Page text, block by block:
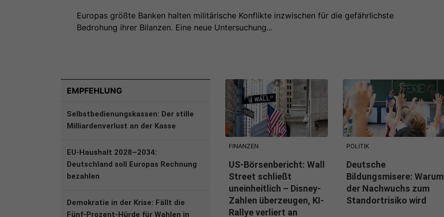
Europas größte Banken halten militärische Konflikte inzwischen für die gefährlichste
Bedrohung ihrer Bilanzen. Eine neue Untersuchung...
EMPFEHLUNG
Selbstbedienungskassen: Der stille
Milliardenverlust an der Kasse
EU-Haushalt 2028–2034:
Deutschland soll Europas Rechnung
bezahlen
Demokratie in der Krise: Fällt die
Fünf-Prozent-Hürde für Wahlen in
FINANZEN
US-Börsenbericht: Wall
Street schließt
uneinheitlich – Disney-
Zahlen überzeugen, KI-
Rallye verliert an
POLITIK
Deutsche
Bildungsmisere: Warum
der Nachwuchs zum
Standortrisiko wird